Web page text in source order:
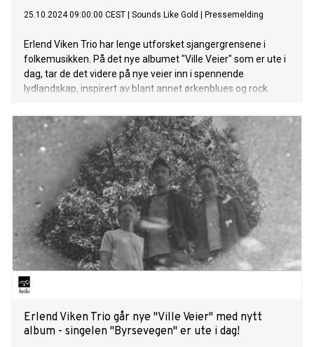
25.10.2024 09:00:00 CEST Sounds Like Gold Pressemelding
Erlend Viken Trio har lenge utforsket sjangergrensene i
folkemusikken. På det nye albumet "Ville Veier" som er ute i
dag, tar de det videre på nye veier inn i spennende
lydlandskap, inspirert av blant annet ørkenblues og rock.
Erlend Viken Trio går nye "Ville Veier" med nytt
album - singelen "Byrsevegen" er ute i dag!